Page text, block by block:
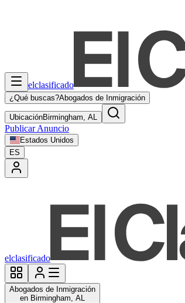
elclasificado
¿Qué buscas?Abogados de Inmigración
UbicaciónBirmingham, AL
Publicar Anuncio
Estados Unidos
ES
elclasificado
Abogados de Inmigración
en Birmingham, AL